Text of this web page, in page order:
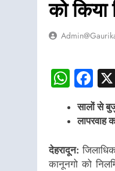
को किया
सालों से
लापरवाह
देहरादून:
कानूनगो को